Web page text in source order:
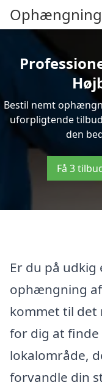
Bestil nemt
uforpligtende
den
Få 3
Er du på
ophængning af
kommet til det
for dig at
lokalområde,
forvandle din